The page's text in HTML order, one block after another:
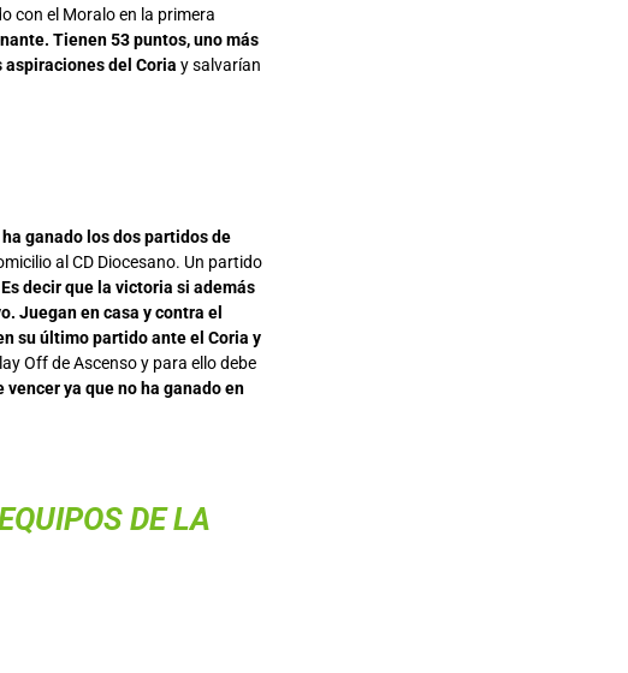
con el Moralo en la primera
Tienen 53 puntos, uno más
aspiraciones del Coria y salvarían
ganado los dos partidos de
al CD Diocesano. Un partido
decir que la victoria si además
Juegan en casa y contra el
su último partido ante el Coria y
Off de Ascenso y para ello debe
vencer ya que no ha ganado en
DE LA